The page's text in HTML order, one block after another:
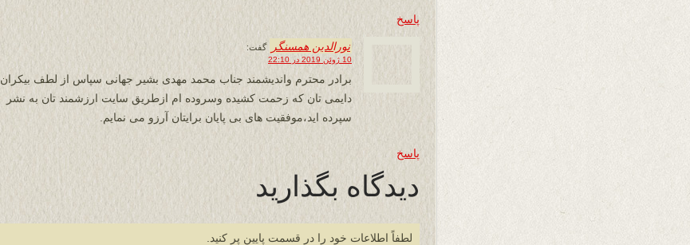
پاسخ
نورالدین همسنگر گفت:
10 ژوئن 2019 در 22:10
برادر محترم واندیشمند جناب محمد مهدی بشیر جهانی سپاس از لطف بیکران
دایمی تان که زحمت کشیده وسروده ام ازطریق سایت ارزشمند تان به نشر
سپرده اید،موفقیت های بی پایان برایتان آرزو می نمایم.
پاسخ
دیدگاه بگذارید
لطفاً اطلاعات خود را در قسمت پایین پر کنید.